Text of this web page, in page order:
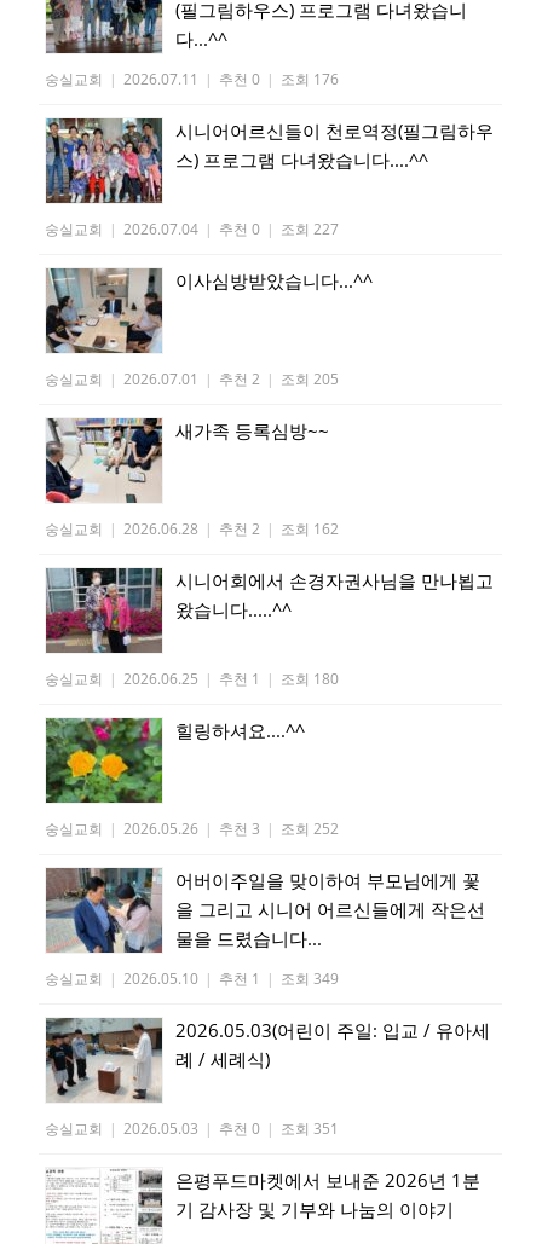
(필그림하우스) 프로그램 다녀왔습니
다...^^
숭실교회 | 2026.07.11 | 추천 0 | 조회 176
시니어어르신들이 천로역정(필그림하우
스) 프로그램 다녀왔습니다....^^
숭실교회 | 2026.07.04 | 추천 0 | 조회 227
이사심방받았습니다...^^
숭실교회 | 2026.07.01 | 추천 2 | 조회 205
새가족 등록심방~~
숭실교회 | 2026.06.28 | 추천 2 | 조회 162
시니어회에서 손경자권사님을 만나뵙고
왔습니다.....^^
숭실교회 | 2026.06.25 | 추천 1 | 조회 180
힐링하셔요....^^
숭실교회 | 2026.05.26 | 추천 3 | 조회 252
어버이주일을 맞이하여 부모님에게 꽃
을 그리고 시니어 어르신들에게 작은선
물을 드렸습니다...
숭실교회 | 2026.05.10 | 추천 1 | 조회 349
2026.05.03(어린이 주일: 입교 / 유아세
례 / 세례식)
숭실교회 | 2026.05.03 | 추천 0 | 조회 351
은평푸드마켓에서 보내준 2026년 1분
기 감사장 및 기부와 나눔의 이야기